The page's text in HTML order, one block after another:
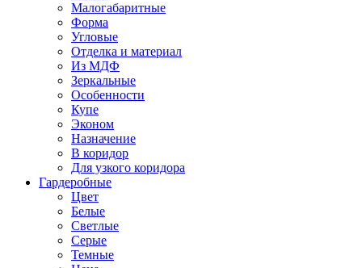
Малогабаритные
Форма
Угловые
Отделка и материал
Из МДФ
Зеркальные
Особенности
Купе
Эконом
Назначение
В коридор
Для узкого коридора
Гардеробные
Цвет
Белые
Светлые
Серые
Темные